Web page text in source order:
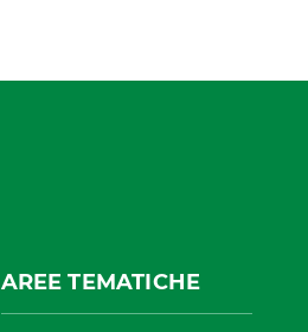
AREE TEMATICHE